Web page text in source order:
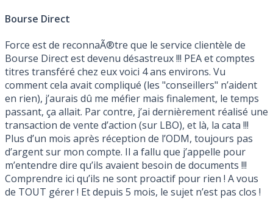
Bourse Direct
Force est de reconnaÃ®tre que le service clientèle de
Bourse Direct est devenu désastreux !!! PEA et comptes
titres transféré chez eux voici 4 ans environs. Vu
comment cela avait compliqué (les "conseillers" n’aident
en rien), j’aurais dû me méfier mais finalement, le temps
passant, ça allait. Par contre, j’ai dernièrement réalisé une
transaction de vente d’action (sur LBO), et là, la cata !!!
Plus d’un mois après réception de l’ODM, toujours pas
d’argent sur mon compte. Il a fallu que j’appelle pour
m’entendre dire qu’ils avaient besoin de documents !!!
Comprendre ici qu’ils ne sont proactif pour rien ! A vous
de TOUT gérer ! Et depuis 5 mois, le sujet n’est pas clos !